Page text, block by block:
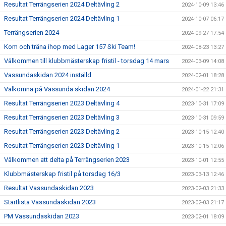
Resultat Terrängserien 2024 Deltävling 2 2024-10-09 13:46
Resultat Terrängserien 2024 Deltävling 1 2024-10-07 06:17
Terrängserien 2024 2024-09-27 17:54
Kom och träna ihop med Lager 157 Ski Team! 2024-08-23 13:27
Välkommen till klubbmästerskap fristil - torsdag 14 mars 2024-03-09 14:08
Vassundaskidan 2024 inställd 2024-02-01 18:28
Välkomna på Vassunda skidan 2024 2024-01-22 21:31
Resultat Terrängserien 2023 Deltävling 4 2023-10-31 17:09
Resultat Terrängserien 2023 Deltävling 3 2023-10-31 09:59
Resultat Terrängserien 2023 Deltävling 2 2023-10-15 12:40
Resultat Terrängserien 2023 Deltävling 1 2023-10-15 12:06
Välkommen att delta på Terrängserien 2023 2023-10-01 12:55
Klubbmästerskap fristil på torsdag 16/3 2023-03-13 12:46
Resultat Vassundaskidan 2023 2023-02-03 21:33
Startlista Vassundaskidan 2023 2023-02-03 21:17
PM Vassundaskidan 2023 2023-02-01 18:09